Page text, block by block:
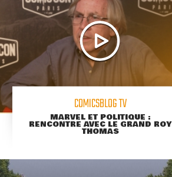
COMICSBLOG TV
MARVEL ET POLITIQUE :
RENCONTRE AVEC LE GRAND ROY
THOMAS